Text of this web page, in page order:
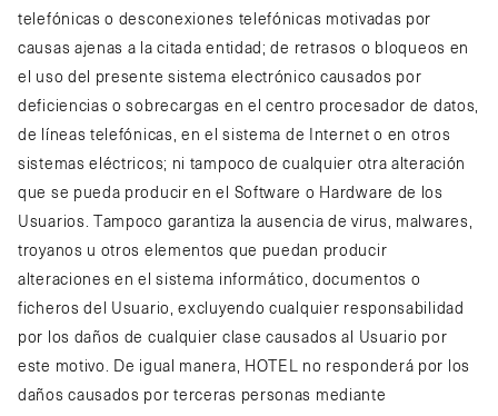
telefónicas o desconexiones telefónicas motivadas por
causas ajenas a la citada entidad; de retrasos o bloqueos en
el uso del presente sistema electrónico causados por
deficiencias o sobrecargas en el centro procesador de datos,
de líneas telefónicas, en el sistema de Internet o en otros
sistemas eléctricos; ni tampoco de cualquier otra alteración
que se pueda producir en el Software o Hardware de los
Usuarios. Tampoco garantiza la ausencia de virus, malwares,
troyanos u otros elementos que puedan producir
alteraciones en el sistema informático, documentos o
ficheros del Usuario, excluyendo cualquier responsabilidad
por los daños de cualquier clase causados al Usuario por
este motivo. De igual manera, HOTEL no responderá por los
daños causados por terceras personas mediante